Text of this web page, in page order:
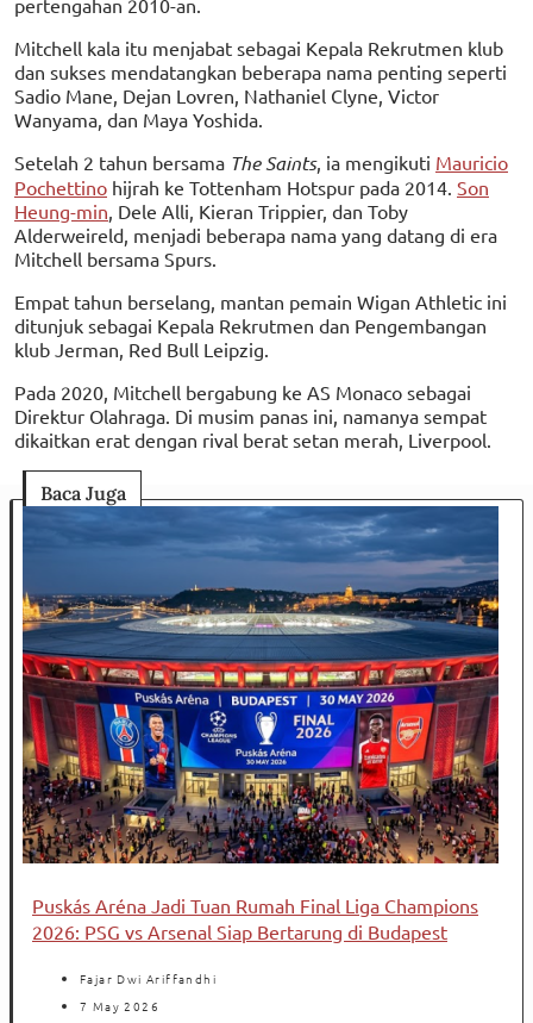
Mitchell kala itu menjabat sebagai Kepala Rekrutmen klub
dan sukses mendatangkan beberapa nama penting seperti
Sadio Mane, Dejan Lovren, Nathaniel Clyne, Victor
Wanyama, dan Maya Yoshida.
Setelah 2 tahun bersama The Saints, ia mengikuti Mauricio
Pochettino hijrah ke Tottenham Hotspur pada 2014. Son
Heung-min , Dele Alli, Kieran Trippier, dan Toby
Alderweireld, menjadi beberapa nama yang datang di era
Mitchell bersama Spurs.
Empat tahun berselang, mantan pemain Wigan Athletic ini
ditunjuk sebagai Kepala Rekrutmen dan Pengembangan
klub Jerman, Red Bull Leipzig.
Pada 2020, Mitchell bergabung ke AS Monaco sebagai
Direktur Olahraga. Di musim panas ini, namanya sempat
dikaitkan erat dengan rival berat setan merah, Liverpool.
Baca Juga
Puskás Aréna Jadi Tuan Rumah Final Liga Champions
2026: PSG vs Arsenal Siap Bertarung di Budapest
Fajar Dwi Ariffandhi
7 May 2026